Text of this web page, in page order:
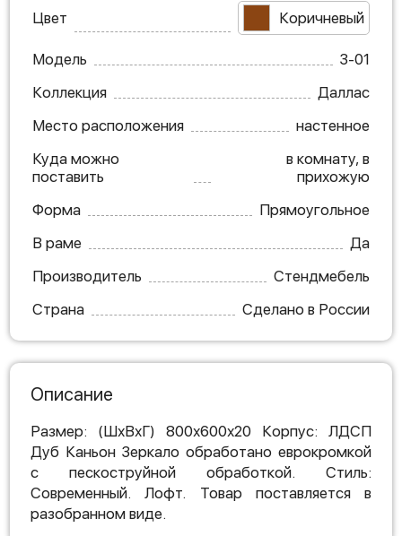
Цвет Коричневый
Модель
З-01
Коллекция
Даллас
Место расположения
настенное
Куда можно
поставить
в комнату, в
прихожую
Форма
Прямоугольное
В раме
Да
Производитель
Стендмебель
Страна
Сделано в России
Описание
Размер: (ШхВхГ) 800х600х20 Корпус: ЛДСП
Дуб Каньон Зеркало обработано еврокромкой
с пескоструйной обработкой. Стиль:
Современный. Лофт. Товар поставляется в
разобранном виде.